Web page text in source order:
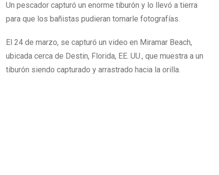
Un pescador capturó un enorme tiburón y lo llevó a tierra
para que los bañistas pudieran tomarle fotografías.
El 24 de marzo, se capturó un video en Miramar Beach,
ubicada cerca de Destin, Florida, EE. UU., que muestra a un
tiburón siendo capturado y arrastrado hacia la orilla.